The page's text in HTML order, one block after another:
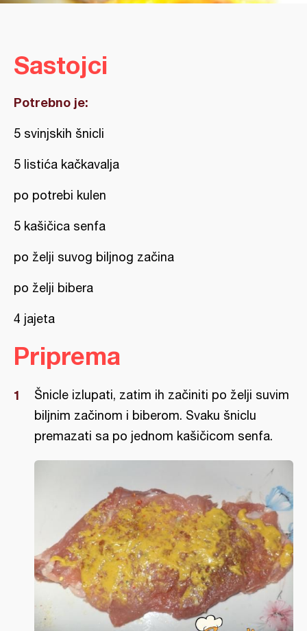
Sastojci
Potrebno je:
5 svinjskih šnicli
5 listića kačkavalja
po potrebi kulen
5 kašičica senfa
po želji suvog biljnog začina
po želji bibera
4 jajeta
Priprema
Šnicle izlupati, zatim ih začiniti po želji suvim
biljnim začinom i biberom. Svaku šniclu
premazati sa po jednom kašičicom senfa.